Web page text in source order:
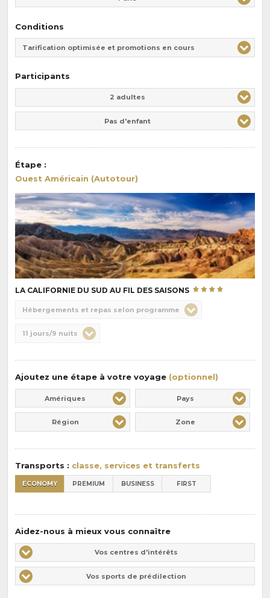
Conditions
Tarification optimisée et promotions en cours
Participants
2 adultes
Pas d'enfant
Étape :
Ouest Américain (Autotour)
LA CALIFORNIE DU SUD AU FIL DES SAISONS
:
Hébergements et repas selon programme
Durée
11 jours/9 nuits
Ajoutez une étape à votre voyage (optionnel)
Amériques Pays
Région Zone
Transports : classe, services et transferts
ECONOMY PREMIUM BUSINESS FIRST
Aidez-nous à mieux vous connaître
Vos
centres
d'intérêts
Vos centres d'intérêts
Vos
sports
Vos sports de prédilection